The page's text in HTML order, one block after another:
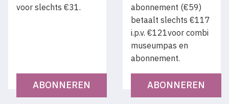
voor slechts €31.
ABONNEREN
abonnement (€59)
betaalt slechts €117
i.p.v. €121voor combi
museumpas en
abonnement.
ABONNEREN